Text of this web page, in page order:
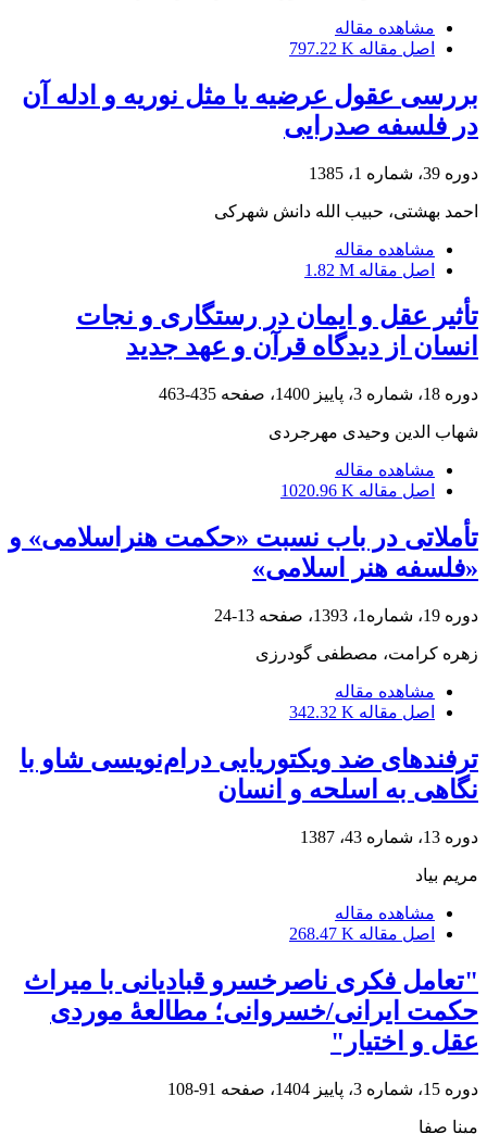
مشاهده مقاله
اصل مقاله 797.22 K
بررسی عقول عرضیه یا مثل نوریه و ادله آن
در فلسفه صدرایی
دوره 39، شماره 1، 1385
احمد بهشتی، حبیب الله دانش شهرکی
مشاهده مقاله
اصل مقاله 1.82 M
تأثیر عقل و ایمان در رستگاری و نجات
انسان از دیدگاه قرآن و عهد جدید
دوره 18، شماره 3، پاییز 1400، صفحه 435-463
شهاب الدین وحیدی مهرجردی
مشاهده مقاله
اصل مقاله 1020.96 K
تأملاتی در باب نسبت «حکمت هنراسلامی» و
«فلسفه هنر اسلامی»
دوره 19، شماره1، 1393، صفحه 13-24
زهره کرامت، مصطفی گودرزی
مشاهده مقاله
اصل مقاله 342.32 K
ترفندهای ضد ویکتوریایی درام‌نویسی شاو با
نگاهی به اسلحه و انسان
دوره 13، شماره 43، 1387
مریم بیاد
مشاهده مقاله
اصل مقاله 268.47 K
"تعامل فکری ناصرخسرو قبادیانی با میراث
حکمت ایرانی/خسروانی؛ مطالعۀ موردی
عقل و اختیار"
دوره 15، شماره 3، پاییز 1404، صفحه 91-108
مینا صفا